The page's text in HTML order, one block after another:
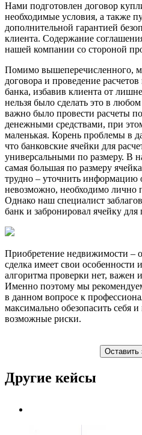
Нами подготовлен договор
необходимые условия, а также
дополнительной гарантией
клиента. Содержание
нашей компании со стороной
Помимо вышеперечисленного,
договора и проведение
банка, избавив клиента от
нельзя было сделать это в
важно было провести расчеты
денежными средствами, при
маленькая. Корень проблемы в
что банковские ячейки для
универсальными по размеру. В
самая большая по размеру
трудно – уточнить информацию
невозможно, необходимо лично
Однако наш специалист
банк и забронировал ячейку для
Приобретение недвижимости –
сделка имеет свои особенности
алгоритма проверки нет, важен
Именно поэтому мы
в данном вопросе к
максимально обезопасить себя
возможные риски.
Оставить
Другие кейсы